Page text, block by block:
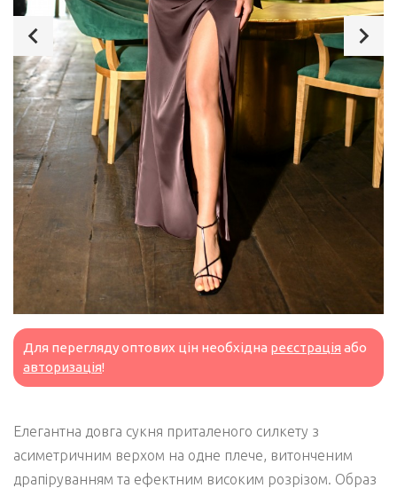
Для перегляду оптових цін необхідна реєстрація або
авторизація!
Елегантна довга сукня приталеного силкету з
асиметричним верхом на одне плече, витонченим
драпіруванням та ефектним високим розрізом. Образ